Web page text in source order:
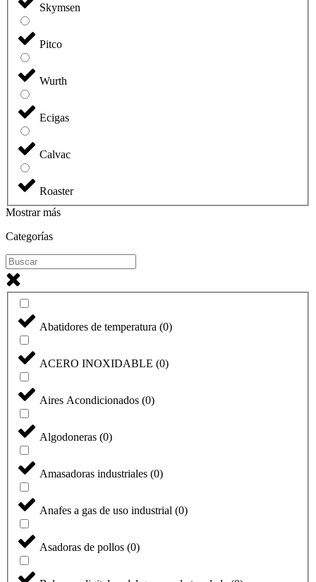
Skymsen
Pitco
Wurth
Ecigas
Calvac
Roaster
Mostrar más
Categorías
Abatidores de temperatura (0)
ACERO INOXIDABLE (0)
Aires Acondicionados (0)
Algodoneras (0)
Amasadoras industriales (0)
Anafes a gas de uso industrial (0)
Asadoras de pollos (0)